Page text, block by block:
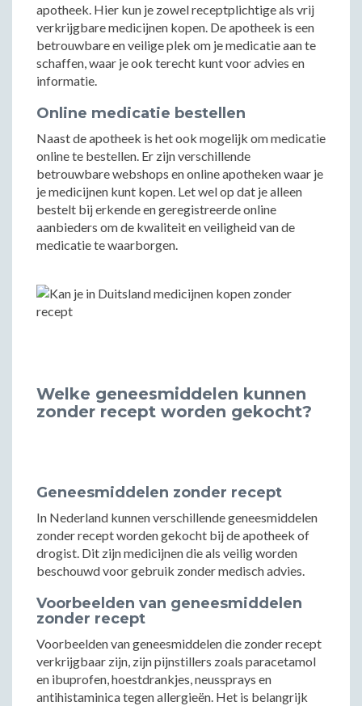
apotheek. Hier kun je zowel receptplichtige als vrij
verkrijgbare medicijnen kopen. De apotheek is een
betrouwbare en veilige plek om je medicatie aan te
schaffen, waar je ook terecht kunt voor advies en
informatie.
Online medicatie bestellen
Naast de apotheek is het ook mogelijk om medicatie
online te bestellen. Er zijn verschillende
betrouwbare webshops en online apotheken waar je
je medicijnen kunt kopen. Let wel op dat je alleen
bestelt bij erkende en geregistreerde online
aanbieders om de kwaliteit en veiligheid van de
medicatie te waarborgen.
Welke geneesmiddelen kunnen
zonder recept worden gekocht?
Geneesmiddelen zonder recept
In Nederland kunnen verschillende geneesmiddelen
zonder recept worden gekocht bij de apotheek of
drogist. Dit zijn medicijnen die als veilig worden
beschouwd voor gebruik zonder medisch advies.
Voorbeelden van geneesmiddelen
zonder recept
Voorbeelden van geneesmiddelen die zonder recept
verkrijgbaar zijn, zijn pijnstillers zoals paracetamol
en ibuprofen, hoestdrankjes, neussprays en
antihistaminica tegen allergieën. Het is belangrijk